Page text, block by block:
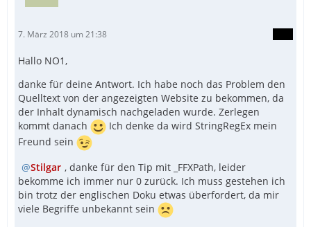
7. März 2018 um 21:38
Hallo NO1,
danke für deine Antwort. Ich habe noch das Problem den
Quelltext von der angezeigten Website zu bekommen, da
der Inhalt dynamisch nachgeladen wurde. Zerlegen
kommt danach
Ich denke da wird StringRegEx mein
Freund sein
Stilgar , danke für den Tip mit _FFXPath, leider
bekomme ich immer nur 0 zurück. Ich muss gestehen ich
bin trotz der englischen Doku etwas überfordert, da mir
viele Begriffe unbekannt sein